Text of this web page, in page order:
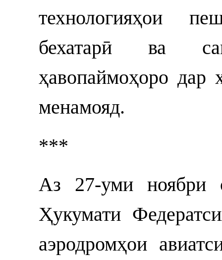
технологияҳои
бехатарӣ ва
ҳавопаймоҳоро дар
менамояд.
***
Аз 27-уми ноябри
Ҳукумати
аэродромҳои